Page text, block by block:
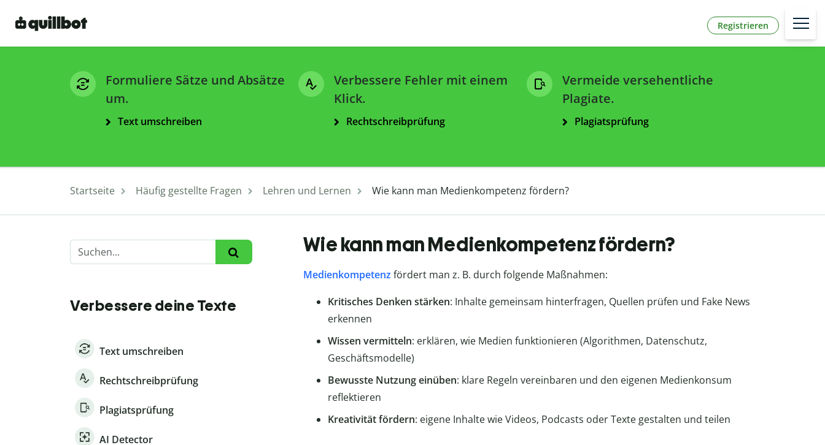
Registrieren
Formuliere Sätze und Absätze
um.
Text umschreiben
Verbessere Fehler mit einem
Klick.
Rechtschreibprüfung
Vermeide versehentliche
Plagiate.
Plagiatsprüfung
Startseite Häufig gestellte Fragen Lehren und Lernen Wie kann man Medienkompetenz fördern?
Verbessere deine Texte
Text umschreiben
Rechtschreibprüfung
Plagiatsprüfung
AI Detector
Wie kann man Medienkompetenz fördern?
Medienkompetenzfördert man z. B. durch folgende Maßnahmen:
Kritisches Denken stärken: Inhalte gemeinsam hinterfragen, Quellen prüfen und Fake News
erkennen
Wissen vermitteln: erklären, wie Medien funktionieren (Algorithmen, Datenschutz,
Geschäftsmodelle)
Bewusste Nutzung einüben: klare Regeln vereinbaren und den eigenen Medienkonsum
reflektieren
Kreativität fördern: eigene Inhalte wie Videos, Podcasts oder Texte gestalten und teilen